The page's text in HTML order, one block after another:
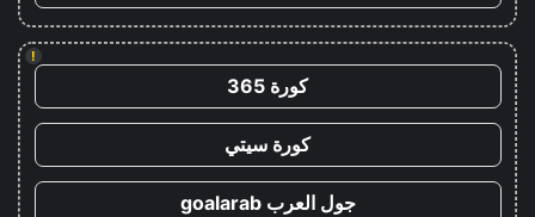
!
كورة 365
كورة سيتي
جول العرب goalarab